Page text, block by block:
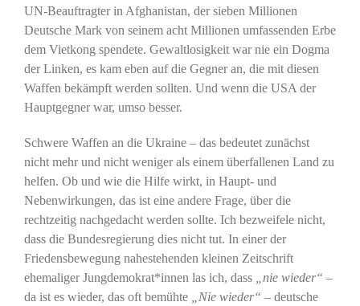
UN-Beauftragter in Afghanistan, der sieben Millionen
Deutsche Mark von seinem acht Millionen umfassenden Erbe
dem Vietkong spendete. Gewaltlosigkeit war nie ein Dogma
der Linken, es kam eben auf die Gegner an, die mit diesen
Waffen bekämpft werden sollten. Und wenn die USA der
Hauptgegner war, umso besser.
Schwere Waffen an die Ukraine – das bedeutet zunächst
nicht mehr und nicht weniger als einem überfallenen Land zu
helfen. Ob und wie die Hilfe wirkt, in Haupt- und
Nebenwirkungen, das ist eine andere Frage, über die
rechtzeitig nachgedacht werden sollte. Ich bezweifele nicht,
dass die Bundesregierung dies nicht tut. In einer der
Friedensbewegung nahestehenden kleinen Zeitschrift
ehemaliger Jungdemokrat*innen las ich, dass „nie wieder“ –
da ist es wieder, das oft bemühte „Nie wieder“ – deutsche